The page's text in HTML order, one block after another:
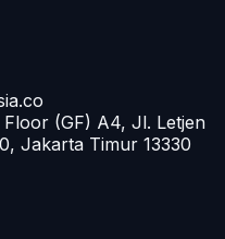
(GF) A4, Jl. Letjen
Jakarta Timur 13330